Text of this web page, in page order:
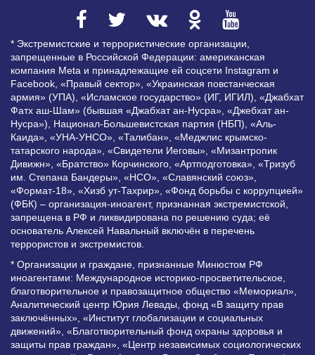
* Экстремистские и террористические организации,
запрещенные в Российской Федерации: американская
компания Meta и принадлежащие ей соцсети Instagram и
Facebook, «Правый сектор», «Украинская повстанческая
армия» (УПА), «Исламское государство» (ИГ, ИГИЛ), «Джабхат
Фатх аш-Шам» (бывшая «Джабхат ан-Нусра», «Джебхат ан-
Нусра»), Национал-Большевистская партия (НБП), «Аль-
Каида», «УНА-УНСО», «Талибан», «Меджлис крымско-
татарского народа», «Свидетели Иеговы», «Мизантропик
Дивижн», «Братство» Корчинского, «Артподготовка», «Тризуб
им. Степана Бандеры», «НСО», «Славянский союз»,
«Формат-18», «Хизб ут-Тахрир», «Фонд борьбы с коррупцией»
(ФБК) – организация-иноагент, признанная экстремистской,
запрещена в РФ и ликвидирована по решению суда; её
основатель Алексей Навальный включён в перечень
террористов и экстремистов.
* Организации и граждане, признанные Минюстом РФ
иноагентами: Международное историко-просветительское,
благотворительное и правозащитное общество «Мемориал»,
Аналитический центр Юрия Левады, фонд «В защиту прав
заключённых», «Институт глобализации и социальных
движений», «Благотворительный фонд охраны здоровья и
защиты прав граждан», «Центр независимых социологических